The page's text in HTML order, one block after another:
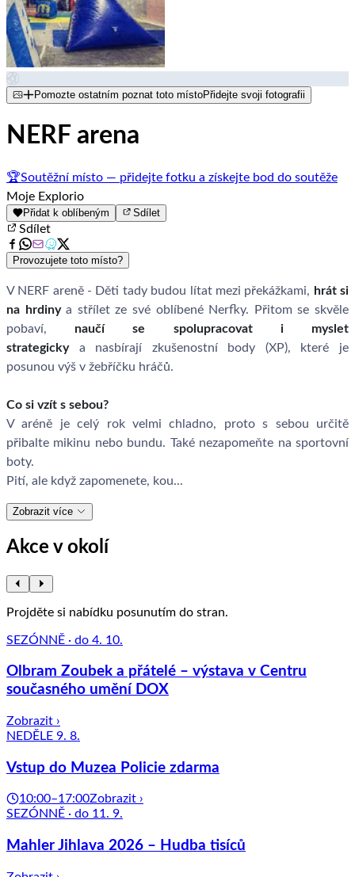
Pomozte ostatním poznat toto místoPřidejte svoji fotografii
NERF arena
🏆Soutěžní místo — přidejte fotku a získejte bod do soutěže
Moje Explorio
Přidat k oblíbeným Sdílet
Sdílet
Provozujete toto místo?
V NERF areně - Děti tady budou lítat mezi překážkami, hrát si
na hrdinya střílet ze své oblíbené Nerfky. Přitom se skvěle
pobaví, naučí se spolupracovat i myslet
strategickya nasbírají zkušenostní body (XP), které je
posunou výš v žebříčku hráčů.
Co si vzít s sebou?
V aréně je celý rok velmi chladno, proto s sebou určitě
přibalte mikinu nebo bundu. Také nezapomeňte na sportovní
boty.
Pití, ale když zapomenete, kou...
Zobrazit více
Akce v okolí
Projděte si nabídku posunutím do stran.
SEZÓNNĚ · do 4. 10.
Olbram Zoubek a přátelé – výstava v Centru
současného umění DOX
Zobrazit ›
NEDĚLE 9. 8.
Vstup do Muzea Policie zdarma
10:00–17:00Zobrazit ›
SEZÓNNĚ · do 11. 9.
Mahler Jihlava 2026 – Hudba tisíců